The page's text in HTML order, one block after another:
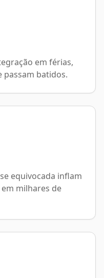
em férias,
passam batidos.
equivocada inflam
milhares de